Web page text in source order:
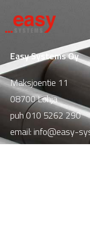
Easy Systems Oy
Maksjoentie 11
08700 Lohja
puh010 5262 290
email:info@easy-